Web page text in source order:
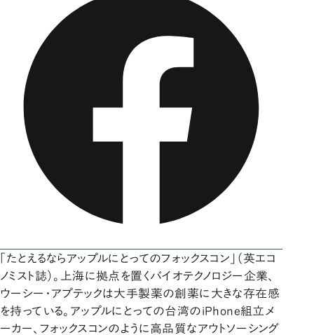
「たとえるならアップルにとってのフォックスコン」（英エコ
ノミスト誌）。上海に拠点を置くバイオテクノロジー企業、
ウーシー・アプテックは大手製薬の創薬に大きな存在感
を持っている。アップルにとっての台湾のiPhone組立メ
ーカー、フォックスコンのように高品質なアウトソーシング